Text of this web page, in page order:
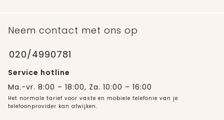
Neem contact met ons op
020/4990781
Service hotline
Ma.-vr. 8:00 – 18:00, Za. 10:00 – 16:00
Het normale tarief voor vaste en mobiele telefonie van je
telefoonprovider kan afwijken.